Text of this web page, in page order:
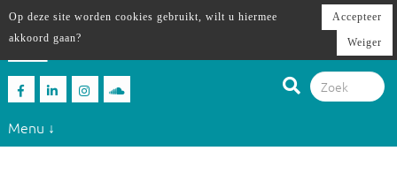
Menu ↓
Op deze site worden cookies gebruikt, wilt u hiermee
akkoord gaan?
Accepteer
Weiger